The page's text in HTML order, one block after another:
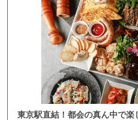
東京駅直結！都会の真ん中で